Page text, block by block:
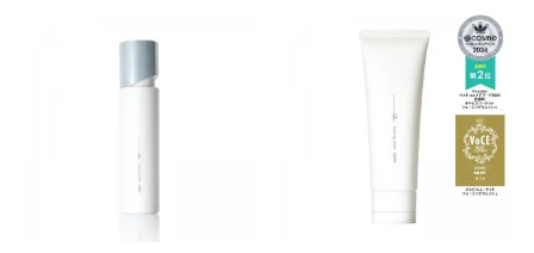
成独自の（Ｃ１２－２０）アルキル
ルから、汚れをはね返す水の膜をつ
*2 オルビス内でかつてないオイル
クレンジングのこと*3 ポーラ化成
独自の（Ｃ１２－２０）アルキルグ
と不安…。いろいろケアしているの
そんな大人の肌悩みにアプローチす
プセルの表面は肌になじみやすい構
造(*4)。内包した美容成分(*5)の浸
透をサポートし、角層すみずみをう
るおいで満たします。さらに“うる
は、年齢による肌悩み一つ一つを対
処するのではなく、肌で起きている
ことの根本原因に着目。加齢ととも
に現れる年齢サインについて研究を
進めたところ、弾力感のない状態で
ある「ハリのなさ」や、くすみ(*6)
などが現れている状態である「透明
感のなさ」が、大人の肌印象に大き